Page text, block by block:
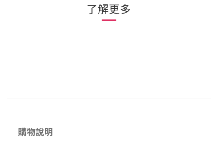
了解更多
購物說明